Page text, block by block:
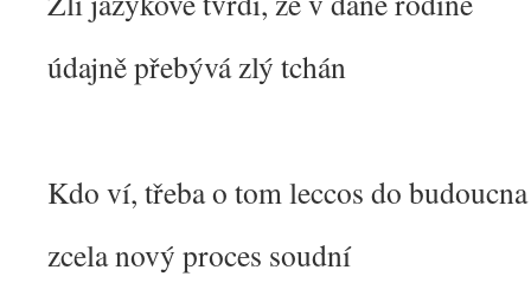
údajně přebývá zlý tchán
Kdo ví, třeba o tom leccos do
zcela nový proces soudní